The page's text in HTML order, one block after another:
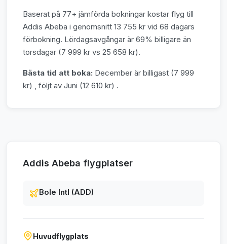
Baserat på 77+ jämförda bokningar kostar flyg till
Addis Abeba i genomsnitt 13 755 kr vid 68 dagars
förbokning. Lördagsavgångar är 69% billigare än
torsdagar (7 999 kr vs 25 658 kr).
Bästa tid att boka: December är billigast (7 999
kr) , följt av Juni (12 610 kr) .
Addis Abeba flygplatser
Bole Intl (ADD)
Huvudflygplats